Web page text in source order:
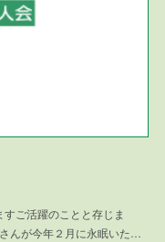
ご活躍のことと存じま
んが今年２月に永眠いた…